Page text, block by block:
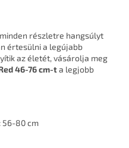
részletre hangsúlyt
értesülni a legújabb
az életét, vásárolja meg
46-76 cm-ta legjobb
56-80 cm